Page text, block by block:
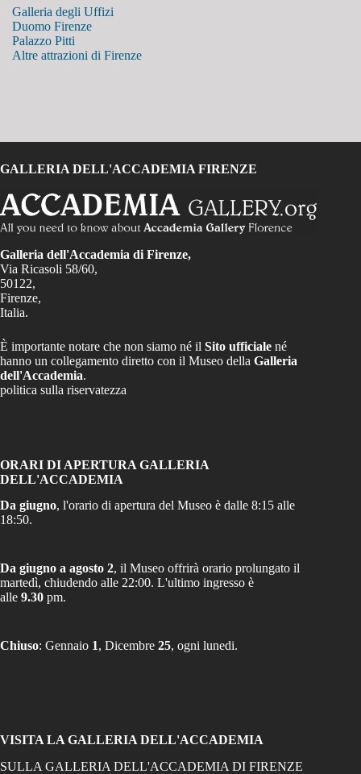
Galleria degli Uffizi
Duomo Firenze
Palazzo Pitti
Altre attrazioni di Firenze
GALLERIA DELL'ACCADEMIA FIRENZE
Galleria dell'Accademia di Firenze,
Via Ricasoli 58/60,
50122,
Firenze,
Italia.
È importante notare che non siamo né il Sito ufficiale né
hanno un collegamento diretto con il Museo della Galleria
dell'Accademia.
politica sulla riservatezza
ORARI DI APERTURA GALLERIA
DELL'ACCADEMIA
Da giugno, l'orario di apertura del Museo è dalle 8:15 alle
18:50.
Da giugno a agosto 2, il Museo offrirà orario prolungato il
martedì, chiudendo alle 22:00. L'ultimo ingresso è
alle 9.30 pm.
Chiuso: Gennaio 1, Dicembre 25, ogni lunedi.
VISITA LA GALLERIA DELL'ACCADEMIA
SULLA GALLERIA DELL'ACCADEMIA DI FIRENZE